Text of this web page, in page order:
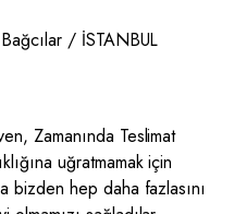
/ İSTANBUL
Zamanında Teslimat
uğratmamak için
bizden hep daha fazlasını